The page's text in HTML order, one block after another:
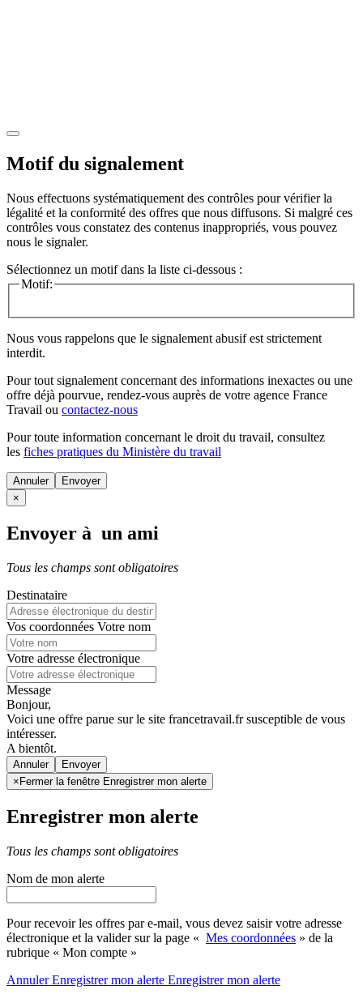
Motif du signalement
Nous effectuons systématiquement des contrôles pour vérifier la
légalité et la conformité des offres que nous diffusons. Si malgré ces
contrôles vous constatez des contenus inappropriés, vous pouvez
nous le signaler.
Sélectionnez un motif dans la liste ci-dessous :
Motif:
Nous vous rappelons que le signalement abusif est strictement
interdit.
Pour tout signalement concernant des informations inexactes ou une
offre déjà pourvue, rendez-vous auprès de votre agence France
Travail ou contactez-nous
Pour toute information concernant le droit du travail, consultez
les fiches pratiques du Ministère du travail
Annuler
×
Envoyer à un ami
Tous les champs sont obligatoires
Destinataire
Vos coordonnées Votre nom
Votre adresse électronique
Message
Bonjour,
Voici une offre parue sur le site francetravail.fr susceptible de vous
intéresser.
A bientôt.
Annuler
× Fermer la fenêtre Enregistrer mon alerte
Enregistrer mon alerte
Tous les champs sont obligatoires
Nom de mon alerte
Pour recevoir les offres par e-mail, vous devez saisir votre adresse
électronique et la valider sur la page « Mes coordonnées » de la
rubrique « Mon compte »
AnnulerEnregistrer mon alerte Enregistrermon alerte